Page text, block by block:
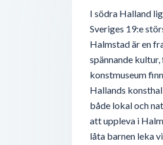
I södra Halland
Sveriges 19:e
Halmstad är en
spännande
konstmuseum
Hallands
både lokal och
att uppleva i
låta barnen leka